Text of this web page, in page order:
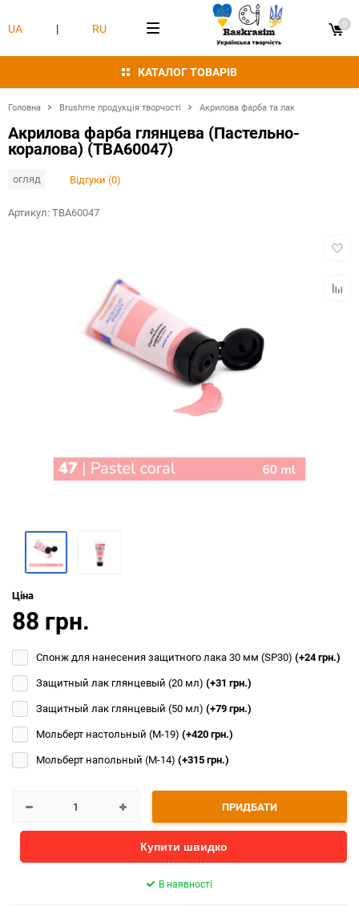
КАТАЛОГ ТОВАРІВ
UA | RU 0
Головна Brushme продукція творчості Акрилова фарба та лак
Акрилова фарба глянцева (Пастельно-
коралова) (TBA60047)
огляд Відгуки (0)
Артикул:TBA60047
Ціна
88 грн.
Спонж для нанесения защитного лака 30 мм (SP30) (+24 грн.)
Защитный лак глянцевый (20 мл) (+31 грн.)
Защитный лак глянцевый (50 мл) (+79 грн.)
Мольберт настольный (М-19) (+420 грн.)
Мольберт напольный (М-14) (+315 грн.)
ПРИДБАТИ
Купити швидко
В наявності